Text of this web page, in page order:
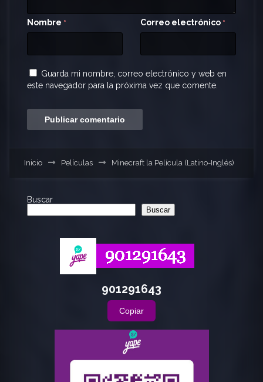
Nombre * Correo electrónico *
Guarda mi nombre, correo electrónico y web en
este navegador para la próxima vez que comente.
Inicio Películas Minecraft la Película (Latino-Inglés)
Buscar
Buscar
901291643
Copiar